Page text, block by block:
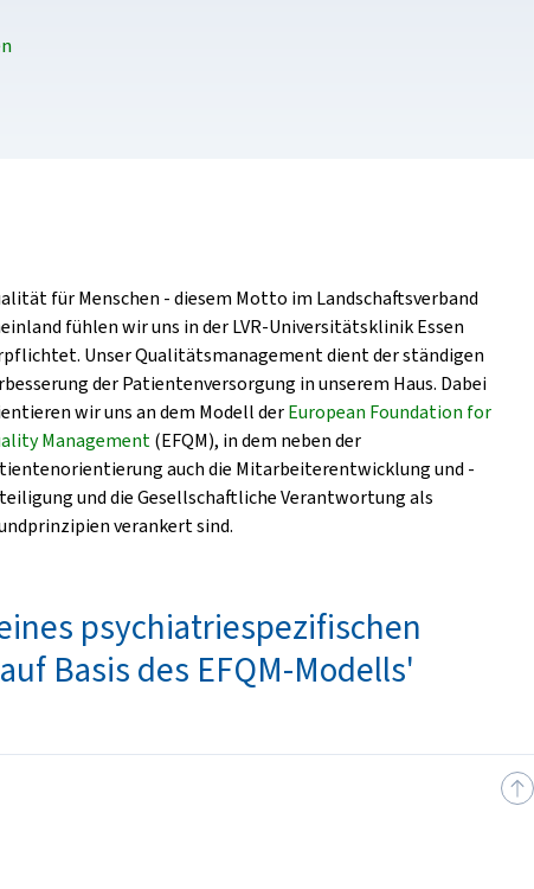
für Menschen - diesem Motto im Landschaftsverband
fühlen wir uns in der LVR-Universitätsklinik Essen
Unser Qualitätsmanagement dient der ständigen
der Patientenversorgung in unserem Haus. Dabei
wir uns an dem Modell derEuropean Foundation for
Management(EFQM), in dem neben der
auch die Mitarbeiterentwicklung und -
und die Gesellschaftliche Verantwortung als
verankert sind.
psychiatriespezifischen
Basis des EFQM-Modells'